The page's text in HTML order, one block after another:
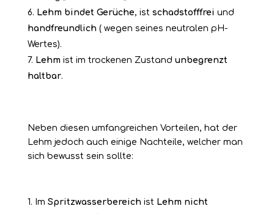
Lehm bindet Gerüche, ist schadstofffrei und
handfreundlich( wegen seines neutralen pH-
Wertes).
Lehmist im trockenen Zustand unbegrenzt
haltbar.
Neben diesen umfangreichen Vorteilen, hat der
Lehm jedoch auch einige Nachteile, welcher man
sich bewusst sein sollte:
Im Spritzwasserbereichist Lehm nicht